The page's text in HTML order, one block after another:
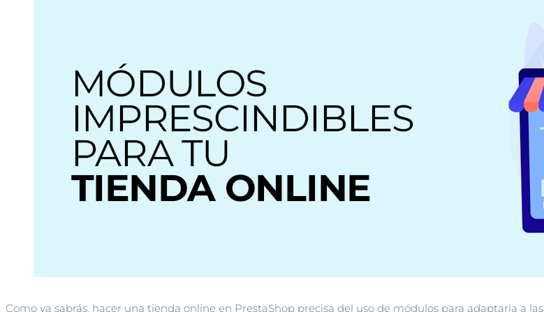
Como ya sabrás, hacer una tienda online en PrestaShop precisa del uso de módulos para adaptarla a las